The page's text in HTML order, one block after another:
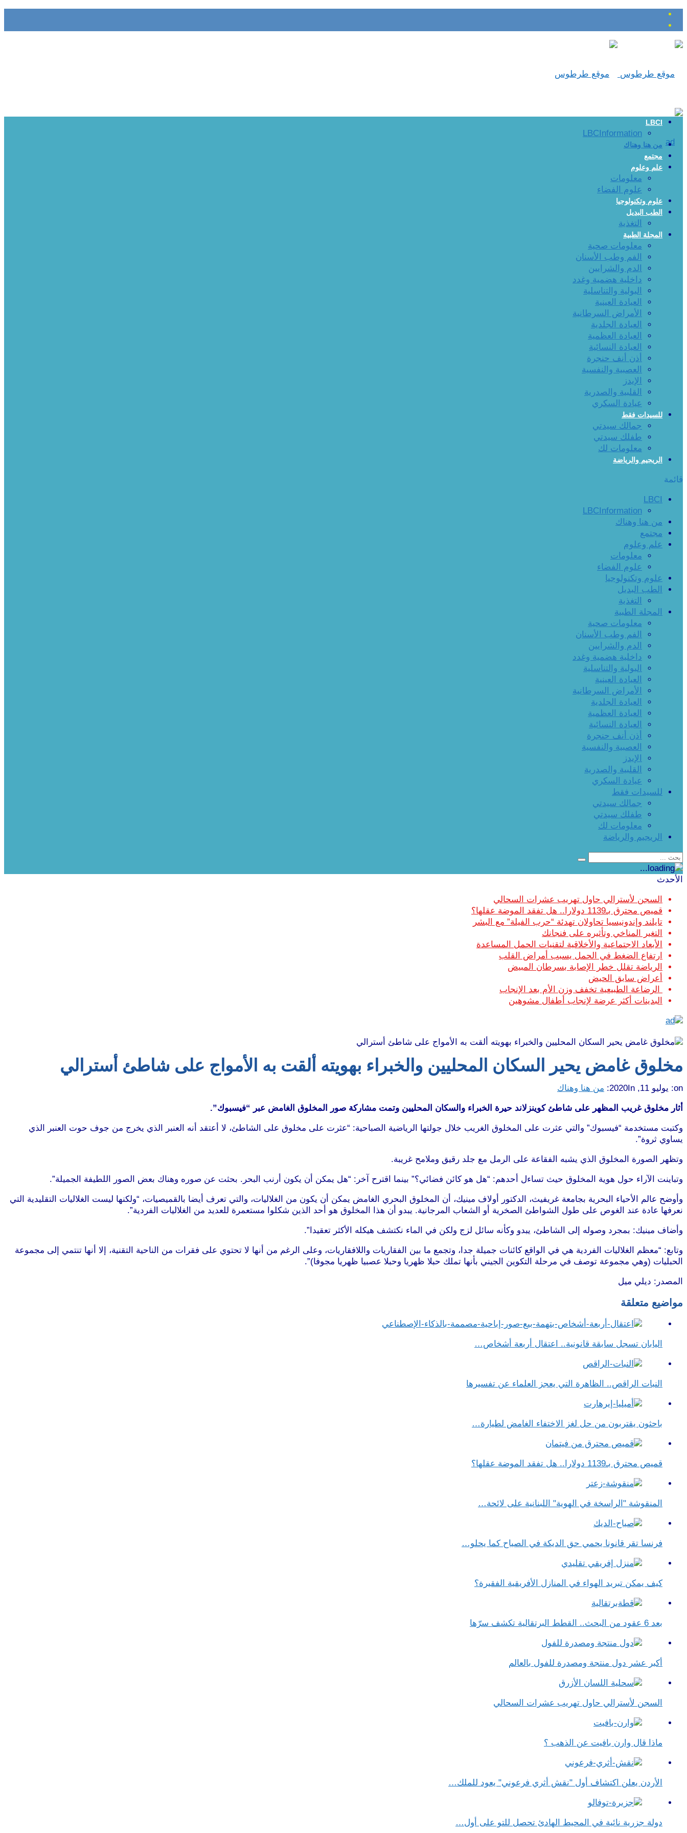
LBCI
LBCInformation
من هنا وهناك
مجتمع
علم وعلوم
معلومات
علوم الفضاء
علوم وتكنولوجيا
الطب البديل
التغذية
المجلة الطبية
معلومات صحية
الفم وطب الأسنان
الدم والشرايين
داخلية هضمية وغدد
البولية والتناسلية
العيادة العينية
الأمراض السرطانية
العيادة الجلدية
العيادة العظمية
العيادة النسائية
أذن أنف حنجرة
العصبية والنفسية
الإيدز
القلبية والصدرية
عيادة السكري
للسيدات فقط
جمالك سيدتي
طفلك سيدتي
معلومات لك
الريجيم والرياضة
قائمة
LBCI
LBCInformation
من هنا وهناك
مجتمع
علم وعلوم
معلومات
علوم الفضاء
علوم وتكنولوجيا
الطب البديل
التغذية
المجلة الطبية
معلومات صحية
الفم وطب الأسنان
الدم والشرايين
داخلية هضمية وغدد
البولية والتناسلية
العيادة العينية
الأمراض السرطانية
العيادة الجلدية
العيادة العظمية
العيادة النسائية
أذن أنف حنجرة
العصبية والنفسية
الإيدز
القلبية والصدرية
عيادة السكري
للسيدات فقط
جمالك سيدتي
طفلك سيدتي
معلومات لك
الريجيم والرياضة
الأحدث
السجن لأسترالي حاول تهريب عشرات السحالي
قميص محترق بـ1139 دولارا.. هل تفقد الموضة عقلها؟
تايلند وإندونيسيا تحاولان تهدئة “حرب الفيلة” مع البشر
التغير المناخي وتأثيره على فنجانك
الأبعاد الاجتماعية والأخلاقية لتقنيات الحمل المساعدة
ارتفاع الضغط في الحمل يسبب أمراض القلب
الرياضة تقلل خطر الإصابة بسرطان المبيض
أعراض سابق الحيض
الرضاعة الطبيعية تخفف وزن الأم بعد الإنجاب
البدينات أكثر عرضة لإنجاب أطفال مشوهين
مخلوق غامض يحير السكان المحليين والخبراء بهويته ألقت به الأمواج على شاطئ أسترالي
on: يوليو 11, 2020 In: من هنا وهناك
أثار مخلوق غريب المظهر على شاطئ كوينزلاند حيرة الخبراء والسكان المحليين وتمت مشاركة صور المخلوق الغامض عبر “فيسبوك”.
وكتبت مستخدمة “فيسبوك” والتي عثرت على المخلوق الغريب خلال جولتها الرياضية الصباحية: “عثرت على مخلوق على الشاطئ، لا أعتقد أنه العنبر الذي يخرج من جوف حوت العنبر الذي
يساوي ثروة”.
وتظهر الصورة المخلوق الذي يشبه الفقاعة على الرمل مع جلد رقيق وملامح غريبة.
وتباينت الآراء حول هوية المخلوق حيث تساءل أحدهم: “هل هو كائن فضائي؟” بينما اقترح آخر: “هل يمكن أن يكون أرنب البحر. بحثت عن صوره وهناك بعض الصور اللطيفة الجميلة”.
وأوضح عالم الأحياء البحرية بجامعة غريفيث، الدكتور أولاف مينيك، أن المخلوق البحري الغامض يمكن أن يكون من الغلاليات، والتي تعرف أيضا بالقميصيات، “ولكنها ليست الغلاليات التقليدية التي
نعرفها عادة عند الغوص على طول الشواطئ الصخرية أو الشعاب المرجانية. يبدو أن هذا المخلوق هو أحد الذين شكلوا مستعمرة للعديد من الغلاليات الفردية”.
وأضاف مينيك: بمجرد وصوله إلى الشاطئ، يبدو وكأنه سائل لزج ولكن في الماء نكتشف هيكله الأكثر تعقيدا”.
وتابع: “معظم الغلاليات الفردية هي في الواقع كائنات جميلة جدا، وتجمع ما بين الفقاريات واللافقاريات، وعلى الرغم من أنها لا تحتوي على فقرات من الناحية التقنية، إلا أنها تنتمي إلى مجموعة
الحبليات (وهي مجموعة توصف في مرحلة التكوين الجيني بأنها تملك حبلا ظهريا وحبلا عصبيا ظهريا مجوفا)”.
المصدر: ديلي ميل
مواضيع متعلقة
اليابان تسجل سابقة قانونية.. اعتقال أربعة أشخاص…
النبات الراقص.. الظاهرة التي يعجز العلماء عن تفسيرها
باحثون يقتربون من حل لغز الاختفاء الغامض لطيارة…
قميص محترق بـ1139 دولارا.. هل تفقد الموضة عقلها؟
المنقوشة "الراسخة في الهوية" اللبنانية على لائحة…
فرنسا تقر قانونا يحمي حق الديكة في الصياح كما يحلو…
كيف يمكن تبريد الهواء في المنازل الأفريقية الفقيرة؟
بعد 6 عقود من البحث.. القطط البرتقالية تكشف سرّها
أكبر عشر دول منتجة ومصدرة للفول بالعالم
السجن لأسترالي حاول تهريب عشرات السحالي
ماذا قال وارن بافيت عن الذهب ؟
الأردن يعلن اكتشاف أول "نقش أثري فرعوني" يعود للملك…
دولة جزرية نائية في المحيط الهادئ تحصل للتو على أول…